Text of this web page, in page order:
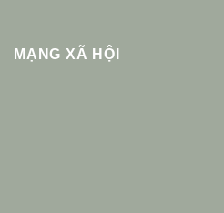
MẠNG XÃ HỘI